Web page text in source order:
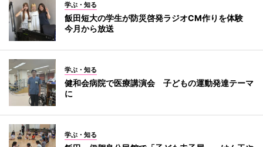
学ぶ・知る
飯田短大の学生が防災啓発ラジオCM作りを体験
今月から放送
学ぶ・知る
健和会病院で医療講演会 子どもの運動発達テーマ
に
学ぶ・知る